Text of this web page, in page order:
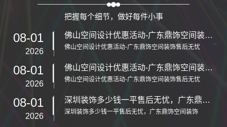
把握每个细节，做好每件小事
08-01
2026
佛山空间设计优惠活动-广东鼎饰空间装饰售后无忧
佛山空间设计优惠活动-广东鼎饰空间装饰售后无忧
08-01
2026
佛山空间设计优惠活动-广东鼎饰空间装饰售后无忧
佛山空间设计优惠活动-广东鼎饰空间装饰售后无忧
08-01
2026
深圳装饰多少钱一平售后无忧，广东鼎饰空间装饰
深圳装饰多少钱一平售后无忧，广东鼎饰空间装饰